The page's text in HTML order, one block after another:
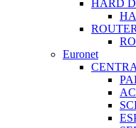
HARD
ROUTER
Euronet